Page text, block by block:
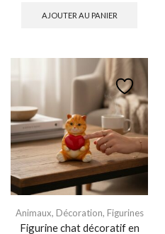
AJOUTER AU PANIER
Animaux, Décoration, Figurines
Figurine chat décoratif en